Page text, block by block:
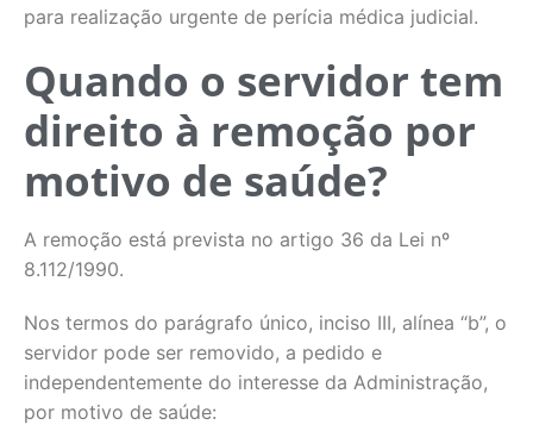
para realização urgente de perícia médica judicial.
Quando o servidor tem
direito à remoção por
motivo de saúde?
A remoção está prevista no artigo 36 da Lei nº
8.112/1990.
Nos termos do parágrafo único, inciso III, alínea “b”, o
servidor pode ser removido, a pedido e
independentemente do interesse da Administração,
por motivo de saúde: